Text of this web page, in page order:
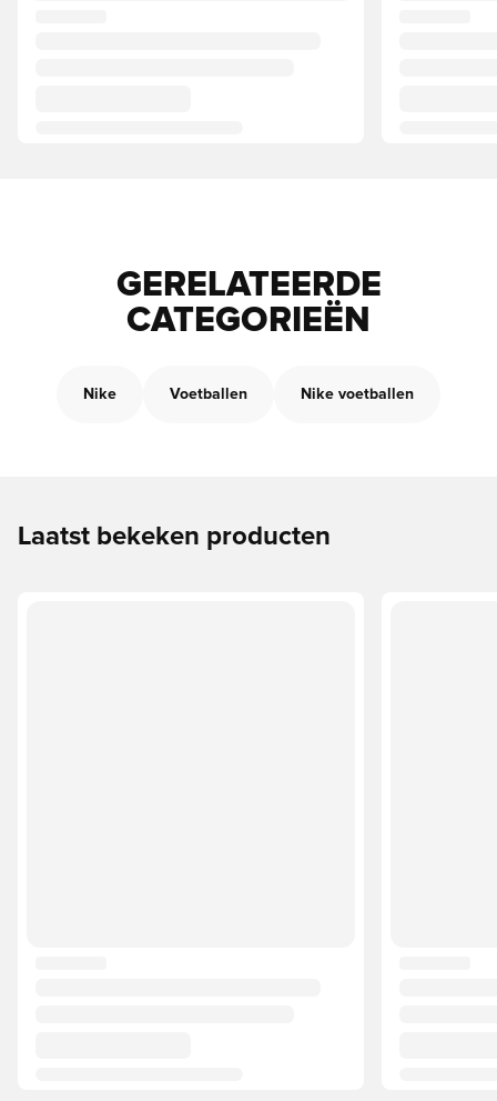
GERELATEERDE
CATEGORIEËN
Nike Voetballen Nike voetballen
Laatst bekeken producten